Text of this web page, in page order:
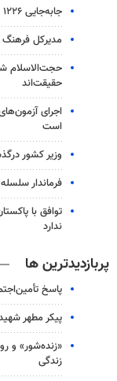
جابه‌جایی ۱۲۲۶ زائر یزدی از طریق پروازهای اربعین فرودگاه شهید صدوقی
مدیرکل فرهنگ
حجت‌الاسلام
حقیقت‌اند
اجرای
است
وزیر کشور
فرماندار
توافق با
ندارد
پربازدیدترین ها
پاسخ
پیکر مطهر
«زنده‌شور» و
زندگی